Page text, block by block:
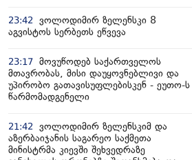
23:42
ვოლოდიმირ ზელენსკი 8
აგვისტოს სერბეთს ეწვევა
23:17 მოვუწოდებ საქართველოს
მთავრობას, მისი დაუყოვნებლივი და
უპირობო გათავისუფლებისკენ - ეუთო-ს
წარმომადგენელი
21:42
ვოლოდიმირ ზელენსკიმ და
აზერბაიჯანის საგარეო საქმეთა
მინისტრმა კიევში შეხვედრაზე